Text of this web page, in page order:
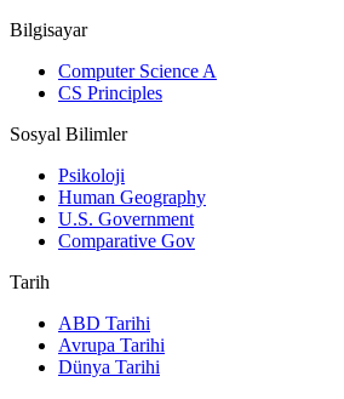
Bilgisayar
Computer Science A
CS Principles
Sosyal Bilimler
Psikoloji
Human Geography
U.S. Government
Comparative Gov
Tarih
ABD Tarihi
Avrupa Tarihi
Dünya Tarihi